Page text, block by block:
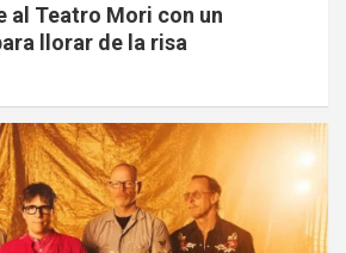
al Teatro Mori con un
llorar de la risa